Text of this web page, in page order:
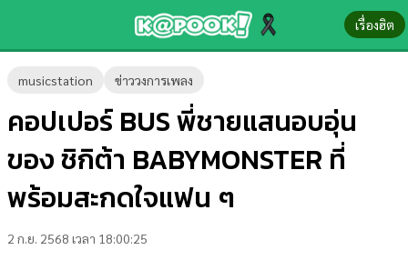
เรื่องฮิต
musicstation ข่าววงการเพลง
คอปเปอร์ BUS พี่ชายแสนอบอุ่น
ของ ชิกิต้า BABYMONSTER ที่
พร้อมสะกดใจแฟน ๆ
2 ก.ย. 2568 เวลา 18:00:25
ข่าว-
ความ
รู้
บันเทิง